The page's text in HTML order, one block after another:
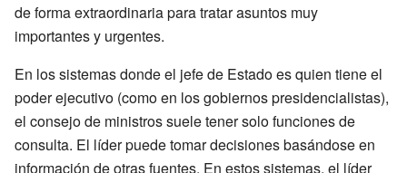
de forma extraordinaria para tratar asuntos muy
importantes y urgentes.
En los sistemas donde el jefe de Estado es quien tiene el
poder ejecutivo (como en los gobiernos presidencialistas),
el consejo de ministros suele tener solo funciones de
consulta. El líder puede tomar decisiones basándose en
información de otras fuentes. En estos sistemas, el líder